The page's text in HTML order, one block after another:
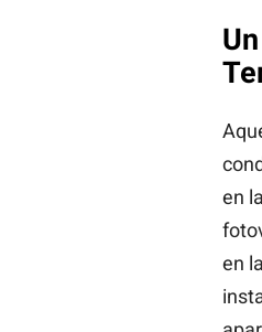
en
en